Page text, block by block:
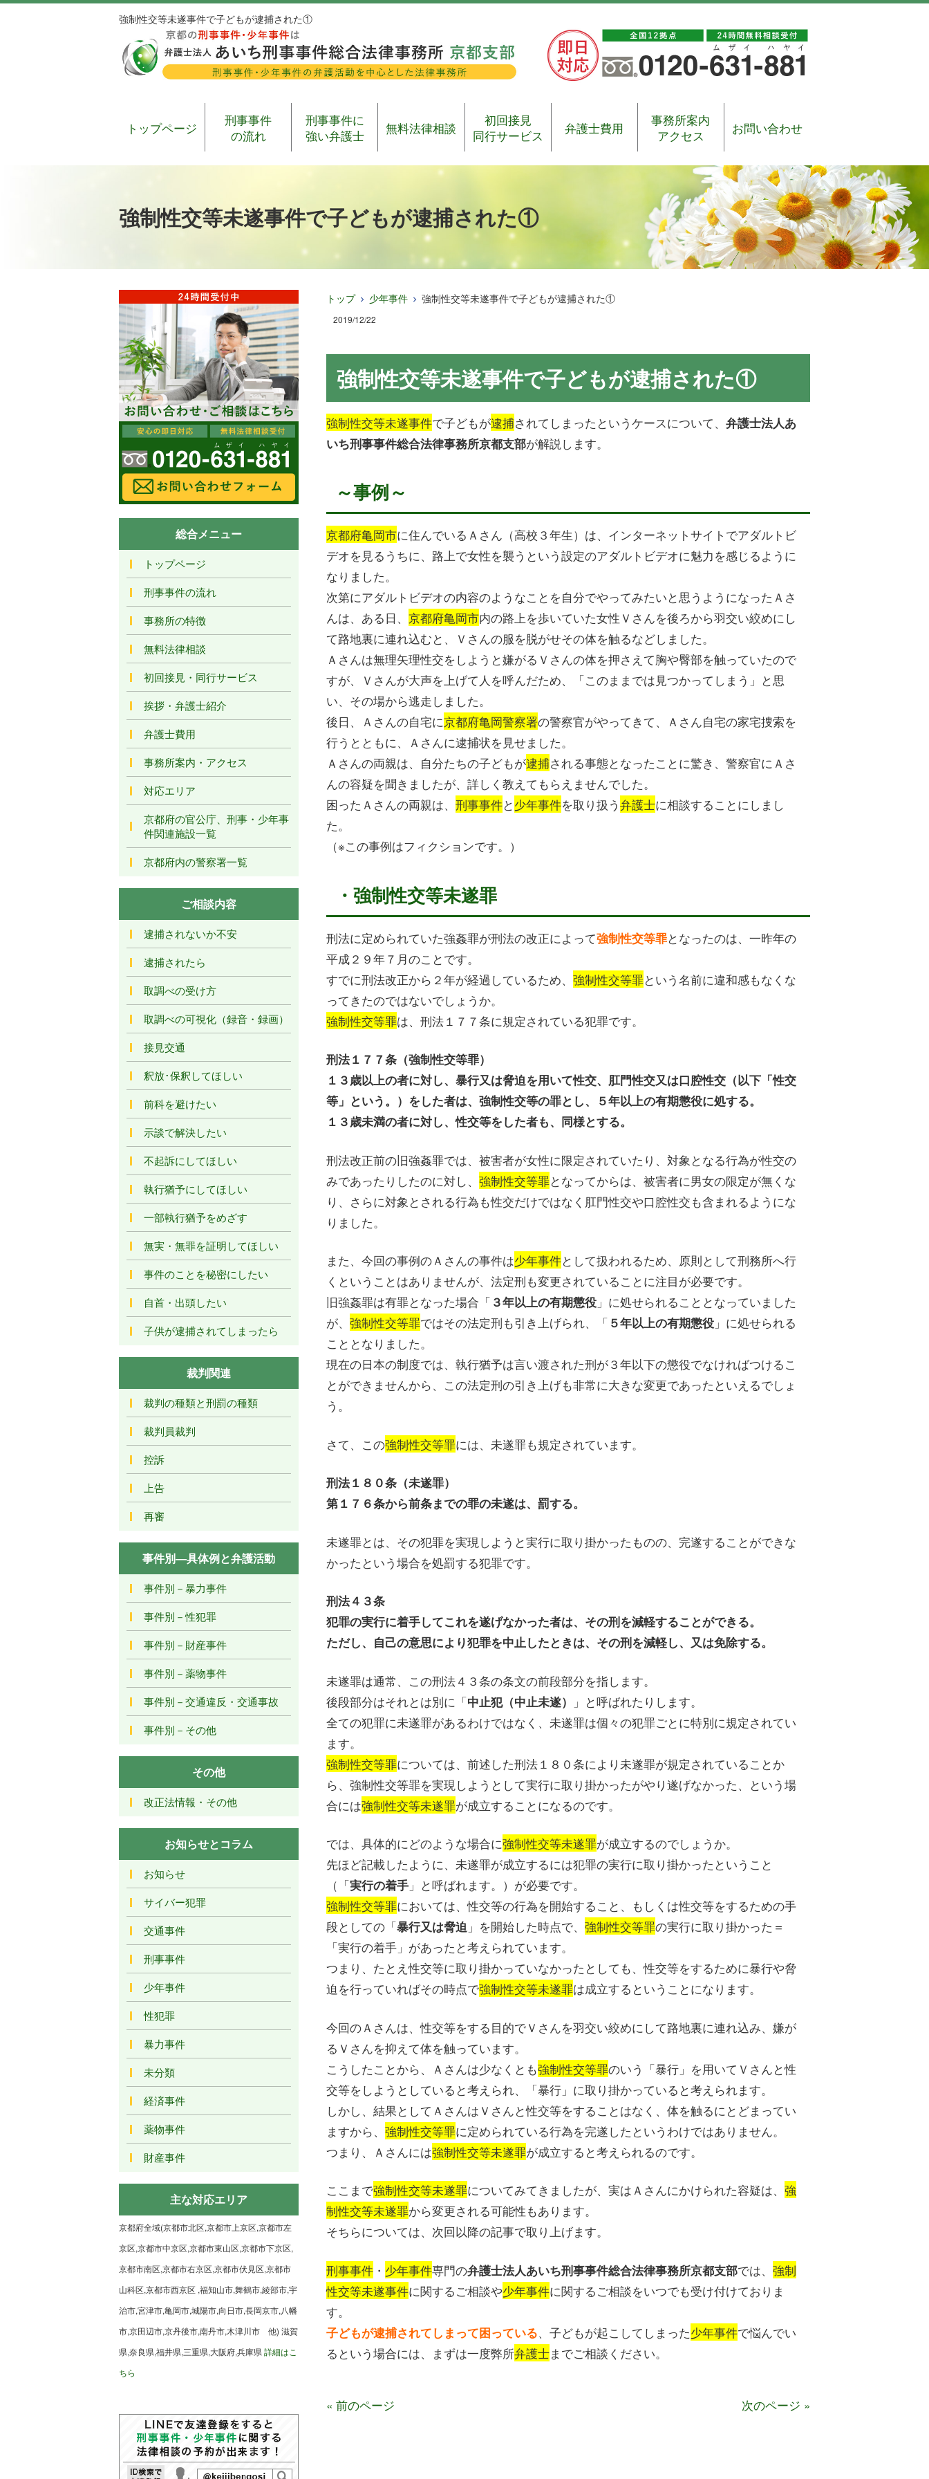
強制性交等未遂事件で子どもが逮捕された①
トップページ
刑事事件
の流れ
刑事事件に
強い弁護士
無料法律相談
初回接見
同行サービス
弁護士費用
事務所案内
アクセス
お問い合わせ
強制性交等未遂事件で子どもが逮捕された①
トップ 少年事件 強制性交等未遂事件で子どもが逮捕された①
2019/12/22
強制性交等未遂事件で子どもが逮捕された①
強制性交等未遂事件で子どもが逮捕されてしまったというケースについて、 弁護士法人あ
いち刑事事件総合法律事務所京都支部が解説します。
～事例～
京都府亀岡市に住んでいるＡさん（高校３年生）は、インターネットサイトでアダルトビ
デオを見るうちに、路上で女性を襲うという設定のアダルトビデオに魅力を感じるように
なりました。
次第にアダルトビデオの内容のようなことを自分でやってみたいと思うようになったＡさ
んは、ある日、 京都府亀岡市内の路上を歩いていた女性Ｖさんを後ろから羽交い絞めにし
て路地裏に連れ込むと、Ｖさんの服を脱がせその体を触るなどしました。
Ａさんは無理矢理性交をしようと嫌がるＶさんの体を押さえて胸や臀部を触っていたので
すが、Ｖさんが大声を上げて人を呼んだため、「このままでは見つかってしまう」と思
い、その場から逃走しました。
後日、Ａさんの自宅に京都府亀岡警察署の警察官がやってきて、Ａさん自宅の家宅捜索を
行うとともに、Ａさんに逮捕状を見せました。
Ａさんの両親は、自分たちの子どもが逮捕される事態となったことに驚き、警察官にＡさ
んの容疑を聞きましたが、詳しく教えてもらえませんでした。
困ったＡさんの両親は、 刑事事件と少年事件を取り扱う弁護士に相談することにしまし
た。
（※この事例はフィクションです。）
・強制性交等未遂罪
刑法に定められていた強姦罪が刑法の改正によって強制性交等罪となったのは、一昨年の
平成２９年７月のことです。
すでに刑法改正から２年が経過しているため、 強制性交等罪という名前に違和感もなくな
ってきたのではないでしょうか。
強制性交等罪は、刑法１７７条に規定されている犯罪です。
刑法１７７条（強制性交等罪）
１３歳以上の者に対し、暴行又は脅迫を用いて性交、肛門性交又は口腔性交（以下「性交
等」という。）をした者は、強制性交等の罪とし、５年以上の有期懲役に処する。
１３歳未満の者に対し、性交等をした者も、同様とする。
刑法改正前の旧強姦罪では、被害者が女性に限定されていたり、対象となる行為が性交の
みであったりしたのに対し、 強制性交等罪となってからは、被害者に男女の限定が無くな
り、さらに対象とされる行為も性交だけではなく肛門性交や口腔性交も含まれるようにな
りました。
また、今回の事例のＡさんの事件は少年事件として扱われるため、原則として刑務所へ行
くということはありませんが、法定刑も変更されていることに注目が必要です。
旧強姦罪は有罪となった場合「 ３年以上の有期懲役 」に処せられることとなっていました
が、 強制性交等罪ではその法定刑も引き上げられ、「 ５年以上の有期懲役 」に処せられる
こととなりました。
現在の日本の制度では、執行猶予は言い渡された刑が３年以下の懲役でなければつけるこ
とができませんから、この法定刑の引き上げも非常に大きな変更であったといえるでしょ
う。
さて、この強制性交等罪には、未遂罪も規定されています。
刑法１８０条（未遂罪）
第１７６条から前条までの罪の未遂は、罰する。
未遂罪とは、その犯罪を実現しようと実行に取り掛かったものの、完遂することができな
かったという場合を処罰する犯罪です。
刑法４３条
犯罪の実行に着手してこれを遂げなかった者は、その刑を減軽することができる。
ただし、自己の意思により犯罪を中止したときは、その刑を減軽し、又は免除する。
未遂罪は通常、この刑法４３条の条文の前段部分を指します。
後段部分はそれとは別に「中止犯（中止未遂）
」と呼ばれたりします。
全ての犯罪に未遂罪があるわけではなく、未遂罪は個々の犯罪ごとに特別に規定されてい
ます。
強制性交等罪については、前述した刑法１８０条により未遂罪が規定されていることか
ら、強制性交等罪を実現しようとして実行に取り掛かったがやり遂げなかった、という場
合には強制性交等未遂罪が成立することになるのです。
では、具体的にどのような場合に強制性交等未遂罪が成立するのでしょうか。
先ほど記載したように、未遂罪が成立するには犯罪の実行に取り掛かったということ
（「実行の着手 」と呼ばれます。）が必要です。
強制性交等罪においては、性交等の行為を開始すること、もしくは性交等をするための手
段としての「暴行又は脅迫 」を開始した時点で、 強制性交等罪の実行に取り掛かった＝
「実行の着手」があったと考えられています。
つまり、たとえ性交等に取り掛かっていなかったとしても、性交等をするために暴行や脅
迫を行っていればその時点で強制性交等未遂罪は成立するということになります。
今回のＡさんは、性交等をする目的でＶさんを羽交い絞めにして路地裏に連れ込み、嫌が
るＶさんを抑えて体を触っています。
こうしたことから、Ａさんは少なくとも強制性交等罪のいう「暴行」を用いてＶさんと性
交等をしようとしていると考えられ、「暴行」に取り掛かっていると考えられます。
しかし、結果としてＡさんはＶさんと性交等をすることはなく、体を触るにとどまってい
ますから、 強制性交等罪に定められている行為を完遂したというわけではありません。
つまり、Ａさんには強制性交等未遂罪が成立すると考えられるのです。
ここまで強制性交等未遂罪についてみてきましたが、実はＡさんにかけられた容疑は、 強
制性交等未遂罪から変更される可能性もあります。
そちらについては、次回以降の記事で取り上げます。
刑事事件 ・ 少年事件専門の弁護士法人あいち刑事事件総合法律事務所京都支部では、 強制
性交等未遂事件に関するご相談や少年事件に関するご相談をいつでも受け付けておりま
す。
子どもが逮捕されてしまって困っている、子どもが起こしてしまった少年事件で悩んでい
るという場合には、まずは一度弊所弁護士までご相談ください。
« 前のページ 次のページ »
総合メニュー
トップページ
刑事事件の流れ
事務所の特徴
無料法律相談
初回接見・同行サービス
挨拶・弁護士紹介
弁護士費用
事務所案内・アクセス
対応エリア
京都府の官公庁、刑事・少年事
件関連施設一覧
京都府内の警察署一覧
ご相談内容
逮捕されないか不安
逮捕されたら
取調べの受け方
取調べの可視化（録音・録画）
接見交通
釈放･保釈してほしい
前科を避けたい
示談で解決したい
不起訴にしてほしい
執行猶予にしてほしい
一部執行猶予をめざす
無実・無罪を証明してほしい
事件のことを秘密にしたい
自首・出頭したい
子供が逮捕されてしまったら
裁判関連
裁判の種類と刑罰の種類
裁判員裁判
控訴
上告
再審
事件別―具体例と弁護活動
事件別－暴力事件
事件別－性犯罪
事件別－財産事件
事件別－薬物事件
事件別－交通違反・交通事故
事件別－その他
その他
改正法情報・その他
お知らせとコラム
お知らせ
サイバー犯罪
交通事件
刑事事件
少年事件
性犯罪
暴力事件
未分類
経済事件
薬物事件
財産事件
主な対応エリア
京都府全域(京都市北区,京都市上京区,京都市左
京区,京都市中京区,京都市東山区,京都市下京区,
京都市南区,京都市右京区,京都市伏見区,京都市
山科区,京都市西京区 ,福知山市,舞鶴市,綾部市,宇
治市,宮津市,亀岡市,城陽市,向日市,長岡京市,八幡
市,京田辺市,京丹後市,南丹市,木津川市 他) 滋賀
県,奈良県,福井県,三重県,大阪府,兵庫県 詳細はこ
ちら